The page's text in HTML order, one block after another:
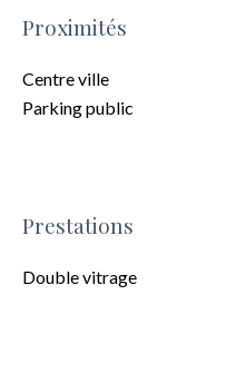
Proximités
Centre ville
Parking public
Prestations
Double vitrage